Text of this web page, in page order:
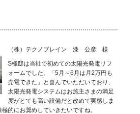
（株）テクノブレイン 漆 公彦 様
S様邸は当社で初めての太陽光発電リフ
ォームでした。「5月～6月は月2万円も
売電できた」と喜んでいただいており、
太陽光発電システムはお施主さまの満足
度がとても高い設備だと改めて実感しま
的にお奨めしていきたいですね。